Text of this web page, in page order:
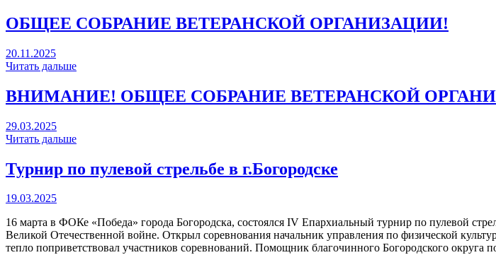
ОБЩЕЕ СОБРАНИЕ ВЕТЕРАНСКОЙ ОРГАНИЗАЦИИ!
20.11.2025
Читать дальше
ВНИМАНИЕ! ОБЩЕЕ СОБРАНИЕ ВЕТЕРАНСКОЙ
29.03.2025
Читать дальше
Турнир по пулевой стрельбе в г.Богородске
19.03.2025
16 марта в ФОКе «Победа» города Богородска, состоялся IV Епархиальный турнир по пулевой
Великой Отечественной войне. Открыл соревнования начальник управления по физической
тепло поприветствовал участников соревнований. Помощник благочинного Богородского округа